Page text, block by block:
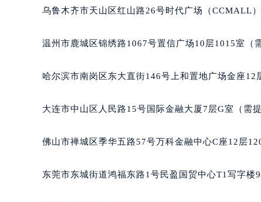
乌鲁木齐市天山区红山路26号时代广场（CCMALL
温州市鹿城区锦绣路1067号置信广场10层1015室（
哈尔滨市南岗区东大直街146号上和置地广场金座12
大连市中山区人民路15号国际金融大厦7层G室（需提
佛山市禅城区季华五路57号万科金融中心C座12层
东莞市东城街道鸿福东路1号民盈国贸中心T1写字楼